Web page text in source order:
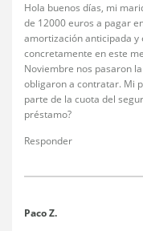
Hola buenos días, mi
de 12000 euros a pagar
amortización anticipada y
concretamente en este
Noviembre nos pasaron
obligaron a contratar. Mi
parte de la cuota del
préstamo?
Responder
Paco Z.